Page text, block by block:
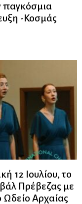
παγκόσμια
-Κοσμάς
12 Ιουλίου, το
Πρέβεζας με
Αρχαίας